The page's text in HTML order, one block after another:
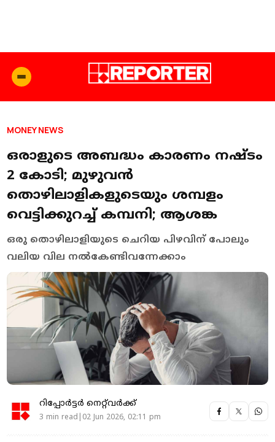
MONEY NEWS
ഒരാളുടെ അബദ്ധം കാരണം നഷ്ടം
2 കോടി; മുഴുവൻ
തൊഴിലാളികളുടെയും ശമ്പളം
വെട്ടിക്കുറച്ച് കമ്പനി; ആശങ്ക
ഒരു തൊഴിലാളിയുടെ ചെറിയ പിഴവിന് പോലും
വലിയ വില നൽകേണ്ടിവന്നേക്കാം
റിപ്പോർട്ടർ നെറ്റ്‌വര്‍ക്ക്‌
3 min read|02 Jun 2026, 02:11 pm